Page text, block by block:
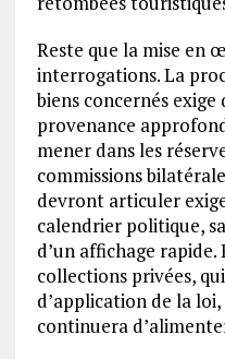
Reste que la mise en
interrogations. La
biens concernés exige
provenance
mener dans les
commissions
devront articuler
calendrier politique,
d’un affichage
collections privées,
d’application de la
continuera